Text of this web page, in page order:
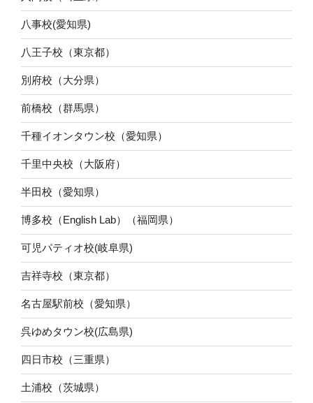
八事校(愛知県)
八王子校（東京都）
別府校（大分県）
前橋校（群馬県）
千種イオンタウン校（愛知県）
千里中央校（大阪府）
半田校（愛知県）
博多校（English Lab）（福岡県）
可児パティオ校(岐阜県)
吉祥寺校（東京都）
名古屋駅前校（愛知県）
呉ゆめタウン校(広島県)
四日市校（三重県）
土浦校（茨城県）